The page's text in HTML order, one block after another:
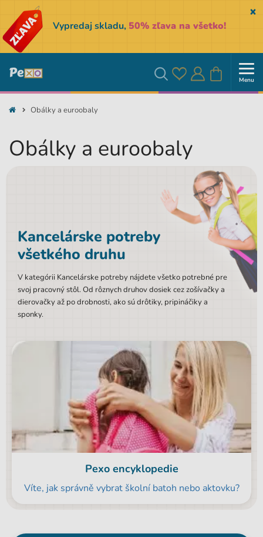
Vypredaj skladu, 50% zľava na všetko!
Vyhľadávanie
Obľúbené
Prihlásiť
Košík Menu
Obálky a euroobaly
Obálky a euroobaly
Kancelárske potreby
všetkého druhu
V kategórii Kancelárske potreby nájdete všetko potrebné pre
svoj pracovný stôl. Od rôznych druhov dosiek cez zošívačky a
dierovačky až po drobnosti, ako sú drôtiky, pripináčiky a
sponky.
Pexo encyklopedie
Víte, jak správně vybrat školní batoh nebo aktovku?